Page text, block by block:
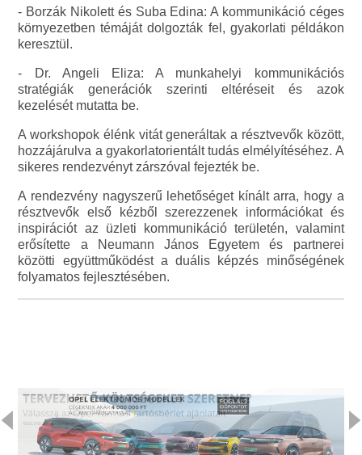
- Borzák Nikolett és Suba Edina: A kommunikáció céges
környezetben témáját dolgozták fel, gyakorlati példákon
keresztül.
- Dr. Angeli Eliza: A munkahelyi kommunikációs
stratégiák generációk szerinti eltéréseit és azok
kezelését mutatta be.
A workshopok élénk vitát generáltak a résztvevők között,
hozzájárulva a gyakorlatorientált tudás elmélyítéséhez. A
sikeres rendezvényt zárszóval fejezték be.
A rendezvény nagyszerű lehetőséget kínált arra, hogy a
résztvevők első kézből szerezzenek információkat és
inspirációt az üzleti kommunikáció területén, valamint
erősítette a Neumann János Egyetem és partnerei
közötti együttműködést a duális képzés minőségének
folyamatos fejlesztésében.